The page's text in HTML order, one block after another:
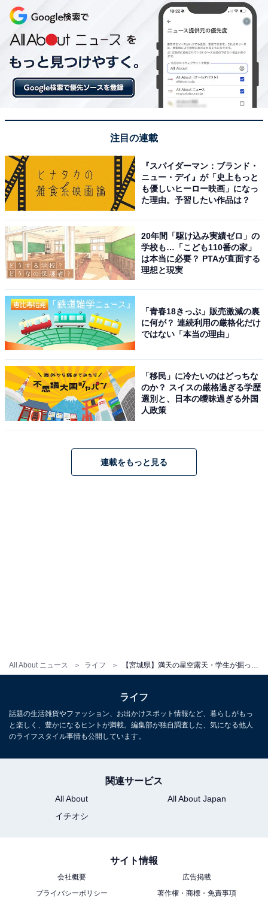
All About ニュース ライフ
「早稲田桟敷湯」は学生が掘り当てたモダンな共
同浴場
昭和23年夏、早稲田大学の学生7人がボーリング実習で
掘削したことからその名がついた歴史ある温泉です。温
泉街の中でも一際目を引く「黄漆喰の建物」はモダンで
不思議な空間を演出しています。泉質は「含硫黄 -ナト
リウム- 硫酸塩・塩化物泉」で、硫黄の香り漂う鳴子の
名湯を堪能できます。
9:00〜21:30（最終入館21:00）
定休日：年中無休（年末年始は営業時間の変更あり）
宿泊可否
宿泊：不可（日帰り入浴専門の共同浴場であるため）
あわせて読みたい
湯」は早稲田大学の学生が掘削した歴史ある
注目の連載
『スパイダーマン：ブランド・
ニュー・デイ』が「史上もっと
も優しいヒーロー映画」になっ
た理由。予習したい作品は？
20年間「駆け込み実績ゼロ」の
学校も…「こども110番の家」
は本当に必要？ PTAが直面する
理想と現実
「青春18きっぷ」販売激減の裏
に何が？ 連続利用の厳格化だけ
ではない「本当の理由」
「移民」に冷たいのはどっちな
のか？ スイスの厳格過ぎる学歴
選別と、日本の曖昧過ぎる外国
人政策
連載をもっと見る
ライフ
話題の生活雑貨やファッション、お出かけスポット情報など、暮らしがもっ
と楽しく、豊かになるヒントが満載。編集部が独自調査した、気になる他人
のライフスタイル事情も公開しています。
関連サービス
All About
All About Japan
イチオシ
サイト情報
会社概要
広告掲載
プライバシーポリシー
著作権・商標・免責事項